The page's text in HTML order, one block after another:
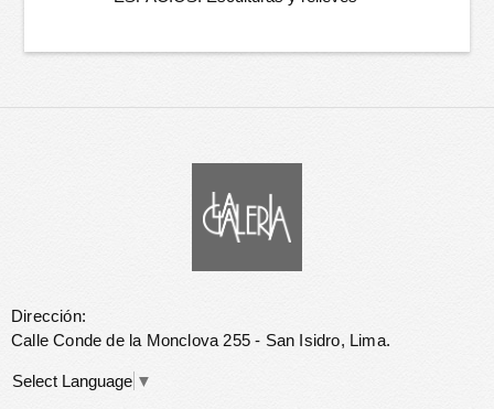
Dirección:
Calle Conde de la Monclova 255 - San Isidro, Lima.
Select Language ▼